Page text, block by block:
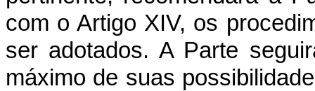
com o Artigo XIV, os
ser adotados. A Parte
máximo de suas